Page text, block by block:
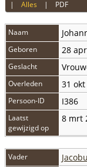
|Alles | PDF
Naam
Geboren 28
Geslacht
Overleden 31
Persoon-ID I386
Laatst
gewijzigd op
8 mrt
Vader